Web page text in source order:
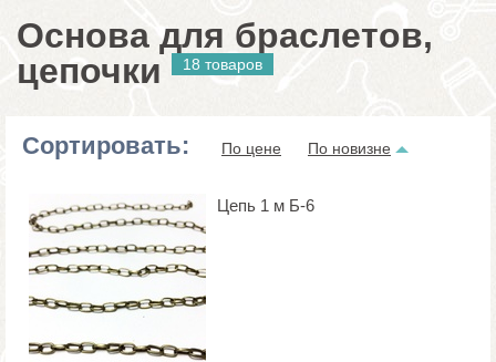
Основа для браслетов,
цепочки
18 товаров
Сортировать: По цене По новизне
Цепь 1 м Б-6